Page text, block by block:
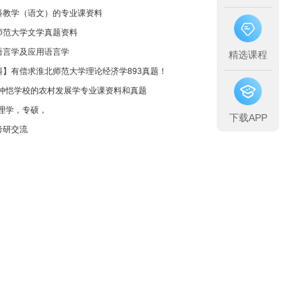
教学（语文）的专业课资料
范大学文学真题资料
言学及应用语言学
】有偿求淮北师范大学理论经济学893真题！
恺学校的农村发展学专业课资料和真题
学，专硕，
研交流
精选课程
下载APP